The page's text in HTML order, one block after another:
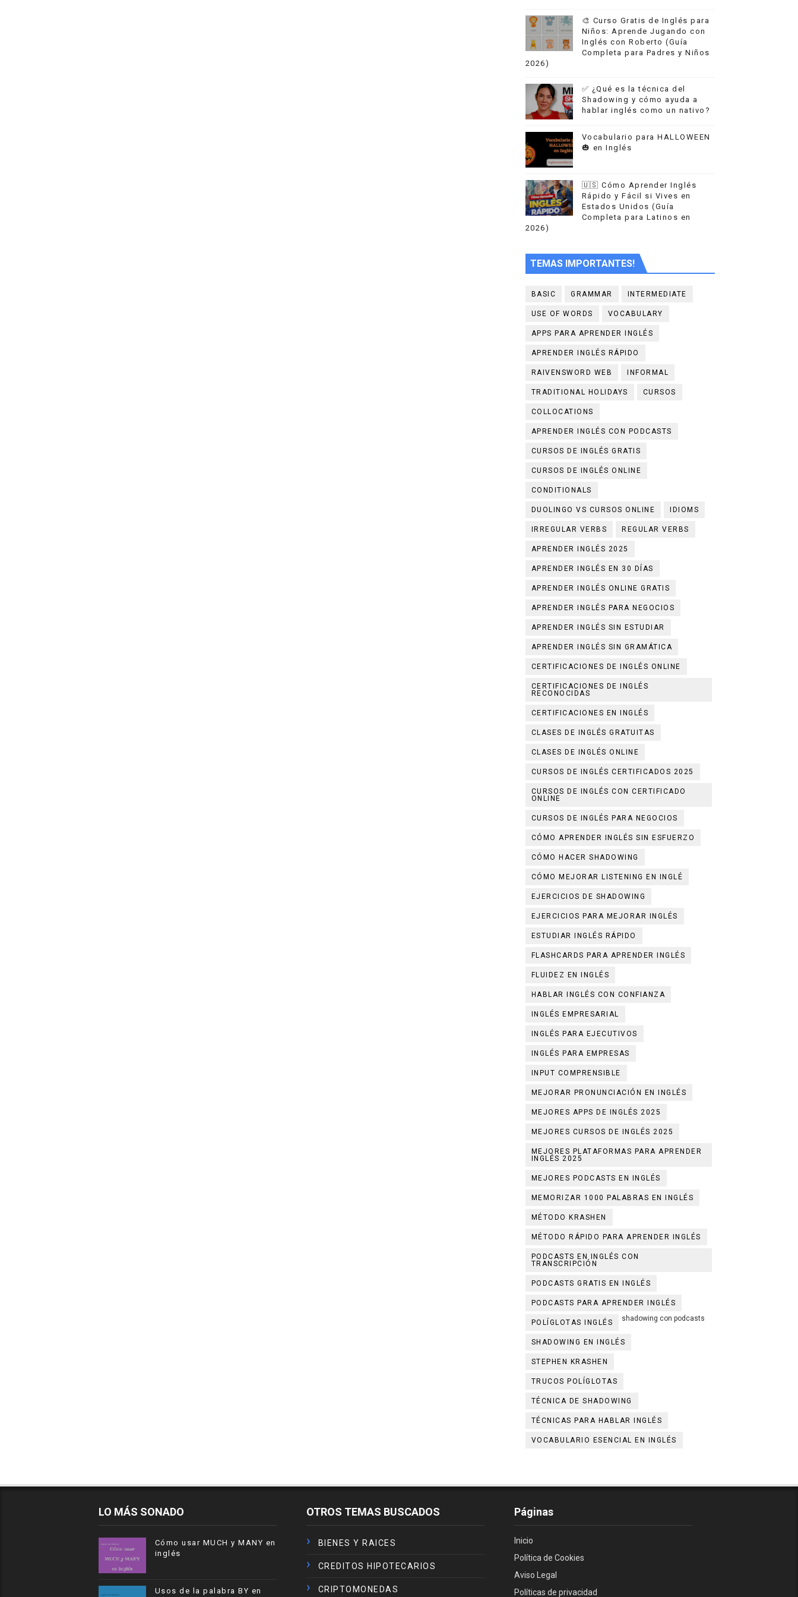
🎓🔥 Mejores Cursos de Inglés Gratis en 2026: ¿Cuáles Realmente Funcionan? (Guía Completa y Actualizada)
🎨 Curso Gratis de Inglés para
Niños: Aprende Jugando con
Inglés con Roberto (Guía
Completa para Padres y Niños
2026)
✅ ¿Qué es la técnica del
Shadowing y cómo ayuda a
hablar inglés como un nativo?
Vocabulario para HALLOWEEN
🎃 en Inglés
🇺🇸 Cómo Aprender Inglés
Rápido y Fácil si Vives en
Estados Unidos (Guía
Completa para Latinos en
2026)
TEMAS IMPORTANTES!
BASIC GRAMMAR INTERMEDIATE
USE OF WORDS VOCABULARY
APPS PARA APRENDER INGLÉS
APRENDER INGLÉS RÁPIDO
RAIVENSWORD WEB INFORMAL
TRADITIONAL HOLIDAYS CURSOS
COLLOCATIONS
APRENDER INGLÉS CON PODCASTS
CURSOS DE INGLÉS GRATIS
CURSOS DE INGLÉS ONLINE
CONDITIONALS
DUOLINGO VS CURSOS ONLINE IDIOMS
IRREGULAR VERBS REGULAR VERBS
APRENDER INGLÉS 2025
APRENDER INGLÉS EN 30 DÍAS
APRENDER INGLÉS ONLINE GRATIS
APRENDER INGLÉS PARA NEGOCIOS
APRENDER INGLÉS SIN ESTUDIAR
APRENDER INGLÉS SIN GRAMÁTICA
CERTIFICACIONES DE INGLÉS ONLINE
CERTIFICACIONES DE INGLÉS
RECONOCIDAS
CERTIFICACIONES EN INGLÉS
CLASES DE INGLÉS GRATUITAS
CLASES DE INGLÉS ONLINE
CURSOS DE INGLÉS CERTIFICADOS 2025
CURSOS DE INGLÉS CON CERTIFICADO
ONLINE
CURSOS DE INGLÉS PARA NEGOCIOS
CÓMO APRENDER INGLÉS SIN ESFUERZO
CÓMO HACER SHADOWING
CÓMO MEJORAR LISTENING EN INGLÉ
EJERCICIOS DE SHADOWING
EJERCICIOS PARA MEJORAR INGLÉS
ESTUDIAR INGLÉS RÁPIDO
FLASHCARDS PARA APRENDER INGLÉS
FLUIDEZ EN INGLÉS
HABLAR INGLÉS CON CONFIANZA
INGLÉS EMPRESARIAL
INGLÉS PARA EJECUTIVOS
INGLÉS PARA EMPRESAS
INPUT COMPRENSIBLE
MEJORAR PRONUNCIACIÓN EN INGLÉS
MEJORES APPS DE INGLÉS 2025
MEJORES CURSOS DE INGLÉS 2025
MEJORES PLATAFORMAS PARA APRENDER
INGLÉS 2025
MEJORES PODCASTS EN INGLÉS
MEMORIZAR 1000 PALABRAS EN INGLÉS
MÉTODO KRASHEN
MÉTODO RÁPIDO PARA APRENDER INGLÉS
PODCASTS EN INGLÉS CON
TRANSCRIPCIÓN
PODCASTS GRATIS EN INGLÉS
PODCASTS PARA APRENDER INGLÉS
POLÍGLOTAS INGLÉS shadowing con podcasts
SHADOWING EN INGLÉS
STEPHEN KRASHEN
TRUCOS POLÍGLOTAS
TÉCNICA DE SHADOWING
TÉCNICAS PARA HABLAR INGLÉS
VOCABULARIO ESENCIAL EN INGLÉS
LO MÁS SONADO
Cómo usar MUCH y MANY en
inglés
Usos de la palabra BY en
OTROS TEMAS BUSCADOS
BIENES Y RAICES
CREDITOS HIPOTECARIOS
CRIPTOMONEDAS
Páginas
Inicio
Política de Cookies
Aviso Legal
Políticas de privacidad